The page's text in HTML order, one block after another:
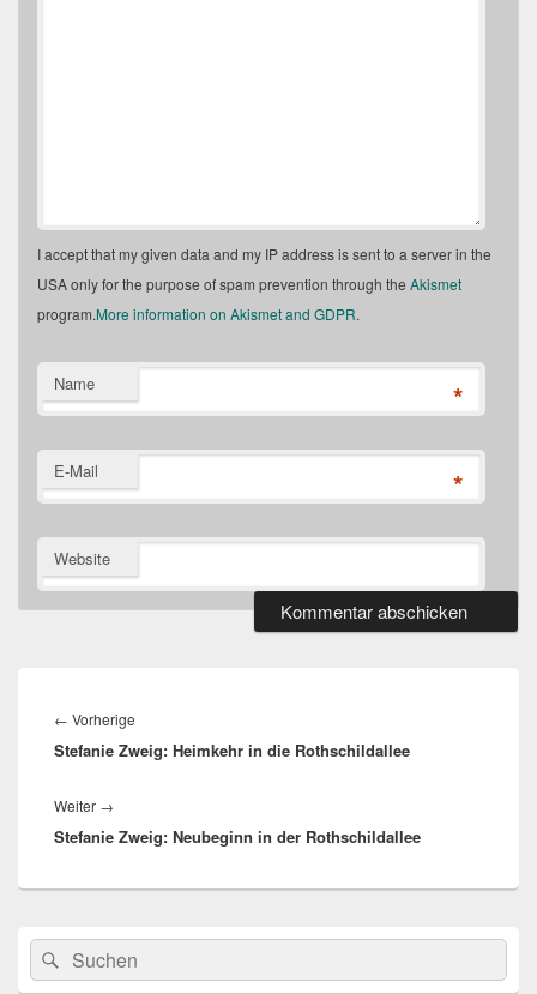
I accept that my given data and my IP address is sent to a server in the
USA only for the purpose of spam prevention through the Akismet
program.More information on Akismet and GDPR.
Name *
E-Mail *
Website
← Vorherige
Beitrag:
Stefanie Zweig: Heimkehr in die Rothschildallee
Weiter →
Beitrag:
Stefanie Zweig: Neubeginn in der Rothschildallee
Primärer
Seitenleisten
Widget-
Suche
nach:
Suchen